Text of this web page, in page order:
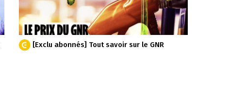
[Exclu abonnés] Tout savoir sur le GNR